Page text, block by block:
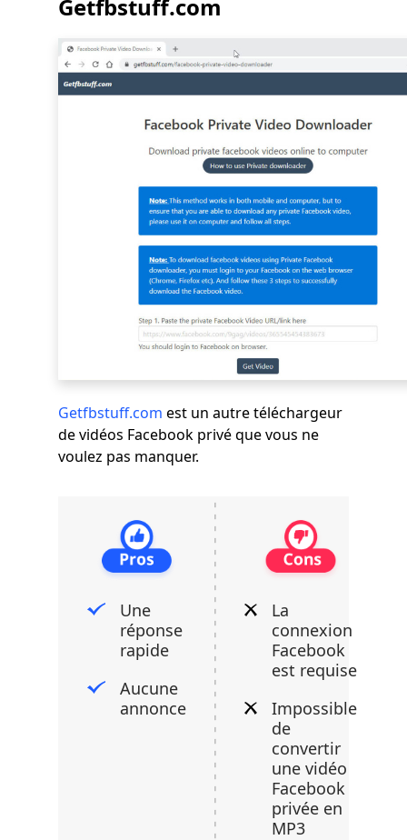
Getfbstuff.com
Getfbstuff.com est un autre téléchargeur
de vidéos Facebook privé que vous ne
voulez pas manquer.
Une
réponse
rapide
Aucune
annonce
La
connexion
Facebook
est requise
Impossible
de
convertir
une vidéo
Facebook
privée en
MP3